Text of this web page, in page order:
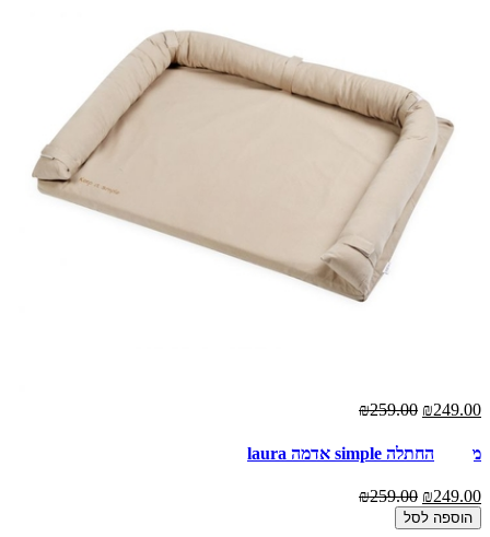
₪249.00
₪259.00
משטח החתלה simple אדמה laura
₪249.00
₪259.00
הוספה לסל